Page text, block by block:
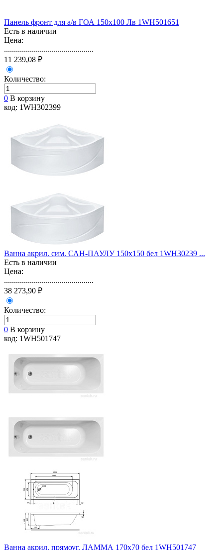
Панель фронт для а/в ГОА 150х100 Лв 1WH501651
Есть в наличии
Цена:
.............................................
11 239,08 ₽
Количество:
0 В корзину
код: 1WH302399
Ванна акрил. сим. САН-ПАУЛУ 150х150 бел 1WH30239 ...
Есть в наличии
Цена:
.............................................
38 273,90 ₽
Количество:
0 В корзину
код: 1WH501747
Ванна акрил. прямоуг. ЛАММА 170х70 бел 1WH501747